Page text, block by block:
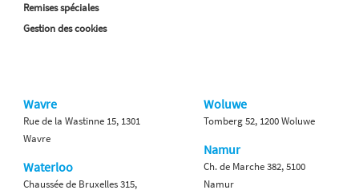
Remises spéciales
Gestion des cookies
Wavre
Rue de la Wastinne 15, 1301
Wavre
Waterloo
Chaussée de Bruxelles 315,
Woluwe
Tomberg 52, 1200 Woluwe
Namur
Ch. de Marche 382, 5100
Namur